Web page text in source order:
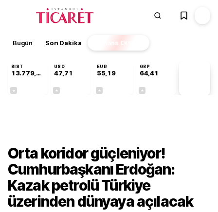
Bugün Son Dakika Finans EKSTRA
BIST
13.779,39
USD
47,71
EUR
55,19
GBP
64,41
Orta koridor güçleniyor!
Cumhurbaşkanı Erdoğan:
Kazak petrolü Türkiye
üzerinden dünyaya açılacak